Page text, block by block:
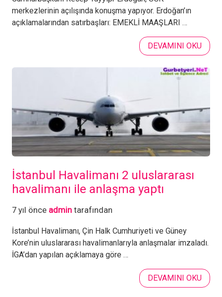
merkezlerinin açılışında konuşma yapıyor. Erdoğan’ın
açıklamalarından satırbaşları: EMEKLİ MAAŞLARI …
DEVAMINI OKU
İstanbul Havalimanı 2 uluslararası
havalimanı ile anlaşma yaptı
7 yıl önce admin tarafından
İstanbul Havalimanı, Çin Halk Cumhuriyeti ve Güney
Kore’nin uluslararası havalimanlarıyla anlaşmalar imzaladı.
İGA’dan yapılan açıklamaya göre …
DEVAMINI OKU